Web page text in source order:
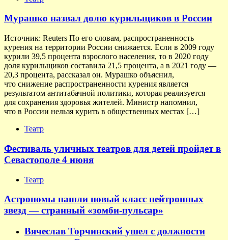
Мурашко назвал долю курильщиков в России
Источник: Reuters По его словам, распространенность
курения на территории России снижается. Если в 2009 году
курили 39,5 процента взрослого населения, то в 2020 году
доля курильщиков составила 21,5 процента, а в 2021 году —
20,3 процента, рассказал он. Мурашко объяснил,
что снижение распространенности курения является
результатом антитабачной политики, которая реализуется
для сохранения здоровья жителей. Министр напомнил,
что в России нельзя курить в общественных местах […]
Театр
Фестиваль уличных театров для детей пройдет в
Севастополе 4 июня
Театр
Астрономы нашли новый класс нейтронных
звезд — странный «зомби-пульсар»
Вячеслав Торчинский ушел с должности